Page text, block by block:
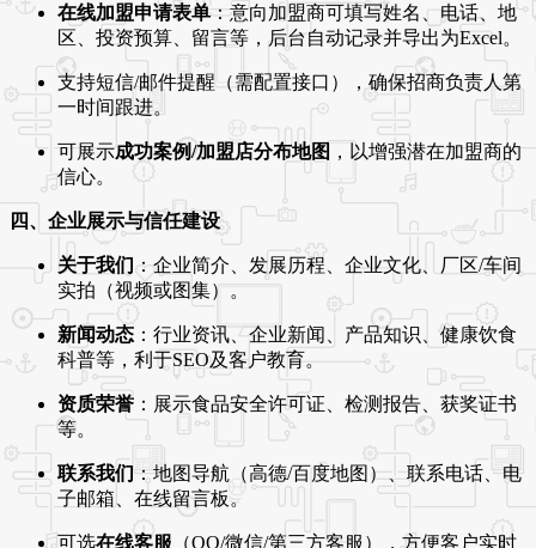
在线加盟申请表单：意向加盟商可填写姓名、电话、地
区、投资预算、留言等，后台自动记录并导出为Excel。
支持短信/邮件提醒（需配置接口），确保招商负责人第
一时间跟进。
可展示成功案例/加盟店分布地图 ，以增强潜在加盟商的
信心。
四、企业展示与信任建设
关于我们：企业简介、发展历程、企业文化、厂区/车间
实拍（视频或图集）。
新闻动态 ：行业资讯、企业新闻、产品知识、健康饮食
科普等，利于SEO及客户教育。
资质荣誉 ：展示食品安全许可证、检测报告、获奖证书
等。
联系我们：地图导航（高德/百度地图）、联系电话、电
子邮箱、在线留言板。
可选在线客服 （QQ/微信/第三方客服），方便客户实时